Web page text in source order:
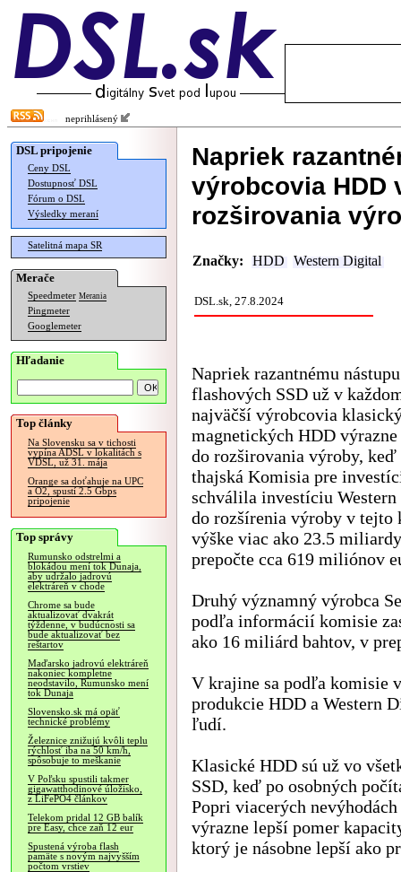
neprihlásený
DSL pripojenie
Ceny DSL
Dostupnosť DSL
Fórum o DSL
Výsledky meraní
Satelitná mapa SR
Merače
Speedmeter Merania
Pingmeter
Googlemeter
Hľadanie
Top články
Na Slovensku sa v tichosti
vypína ADSL v lokalitách s
VDSL, už 31. mája
Orange sa doťahuje na UPC
a O2, spustí 2.5 Gbps
pripojenie
Top správy
Rumunsko odstrelmi a
blokádou mení tok Dunaja,
aby udržalo jadrovú
elektráreň v chode
Chrome sa bude
aktualizovať dvakrát
týždenne, v budúcnosti sa
bude aktualizovať bez
reštartov
Maďarsko jadrovú elektráreň
nakoniec kompletne
neodstavilo, Rumunsko mení
tok Dunaja
Slovensko.sk má opäť
technické problémy
Železnice znižujú kvôli teplu
rýchlosť iba na 50 km/h,
spôsobuje to meškanie
V Poľsku spustili takmer
gigawatthodinové úložisko,
z LiFePO4 článkov
Telekom pridal 12 GB balík
pre Easy, chce zaň 12 eur
Spustená výroba flash
pamäte s novým najvyšším
počtom vrstiev
Napriek
výrobcovia HDD
rozširovania
Značky: HDD Western Digital
DSL.sk, 27.8.2024
Napriek razantnému nástupu
flashových SSD už v
najväčší výrobcovia
magnetických HDD
do rozširovania výroby, keď
thajská Komisia pre
schválila investíciu
do rozšírenia výroby v tejto
výške viac ako 23.5
prepočte cca 619 miliónov
Druhý významný výrobca
podľa informácií komisie
ako 16 miliárd bahtov, v
V krajine sa podľa komisie
produkcie HDD a Western
ľudí.
Klasické HDD sú už vo
SSD, keď po osobných
Popri viacerých
výrazne lepší pomer
ktorý je násobne lepší ako